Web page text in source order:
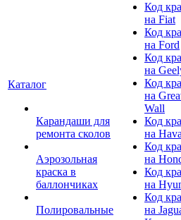
Каталог
Карандаши для
ремонта сколов
Аэрозольная
краска в
баллончиках
Полировальные
Код
на Fiat
Код
на Ford
Код
на
Код
на
Wall
Код
на
Код
на
Код
на
Код
на